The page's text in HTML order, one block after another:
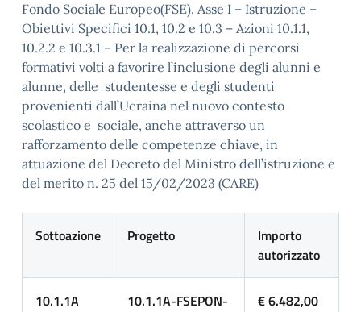
Fondo Sociale Europeo(FSE). Asse I – Istruzione –
Obiettivi Specifici 10.1, 10.2 e 10.3 – Azioni 10.1.1,
10.2.2 e 10.3.1 – Per la realizzazione di percorsi
formativi volti a favorire l’inclusione degli alunni e
alunne, delle studentesse e degli studenti
provenienti dall’Ucraina nel nuovo contesto
scolastico e sociale, anche attraverso un
rafforzamento delle competenze chiave, in
attuazione del Decreto del Ministro dell’istruzione e
del merito n. 25 del 15/02/2023 (CARE)
Sottoazione Progetto
Importo
autorizzato
10.1.1A
10.1.1A-FSEPON-
€ 6.482,00